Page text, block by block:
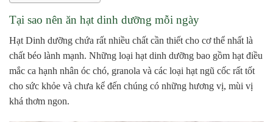
Tại sao nên ăn hạt dinh dưỡng mỗi ngày
Hạt Dinh dưỡng chứa rất nhiều chất cần thiết cho cơ thể nhất là
chất béo lành mạnh. Những loại hạt dinh dưỡng bao gồm hạt điều
mắc ca hạnh nhân óc chó, granola và các loại hạt ngũ cốc rất tốt
cho sức khỏe và chưa kể đến chúng có những hương vị, mùi vị
khá thơm ngon.